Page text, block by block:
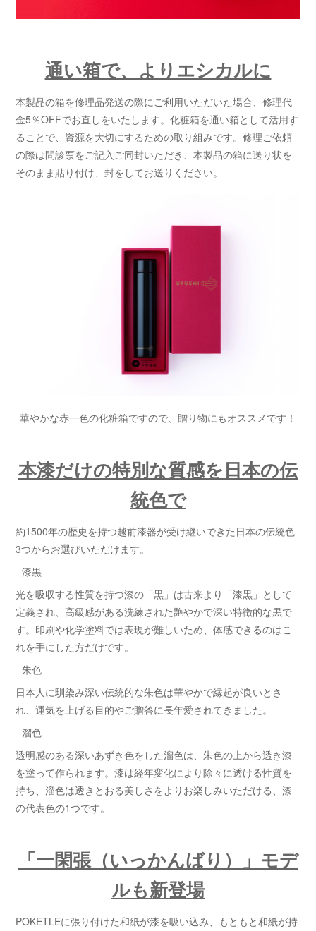
通い箱で、よりエシカルに
本製品の箱を修理品発送の際にご利用いただいた場合、修理代
金5％OFFでお直しをいたします。化粧箱を通い箱として活用す
ることで、資源を大切にするための取り組みです。修理ご依頼
の際は問診票をご記入ご同封いただき、本製品の箱に送り状を
そのまま貼り付け、封をしてお送りください。
華やかな赤一色の化粧箱ですので、贈り物にもオススメです！
本漆だけの特別な質感を日本の伝
統色で
約1500年の歴史を持つ越前漆器が受け継いできた日本の伝統色
3つからお選びいただけます。
- 漆黒 -
光を吸収する性質を持つ漆の「黒」は古来より「漆黒」として
定義され、高級感がある洗練された艷やかで深い特徴的な黒で
す。印刷や化学塗料では表現が難しいため、体感できるのはこ
れを手にした方だけです。
- 朱色 -
日本人に馴染み深い伝統的な朱色は華やかで縁起が良いとさ
れ、運気を上げる目的やご贈答に長年愛されてきました。
- 溜色 -
透明感のある深いあずき色をした溜色は、朱色の上から透き漆
を塗って作られます。漆は経年変化により除々に透ける性質を
持ち、溜色は透きとおる美しさをよりお楽しみいただける、漆
の代表色の1つです。
「一閑張（いっかんばり）」モデ
ルも新登場
POKETLEに張り付けた和紙が漆を吸い込み、もともと和紙が持